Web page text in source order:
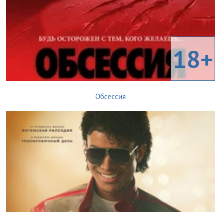
18+
Обсессия